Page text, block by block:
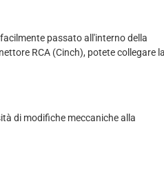
passato all'interno della
RCA (Cinch), potete collegare la
di modifiche meccaniche alla